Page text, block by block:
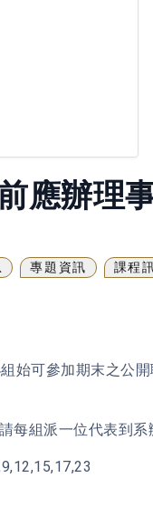
應辦理
專題資訊 課程
始可參加期末之公
每組派一位代表到